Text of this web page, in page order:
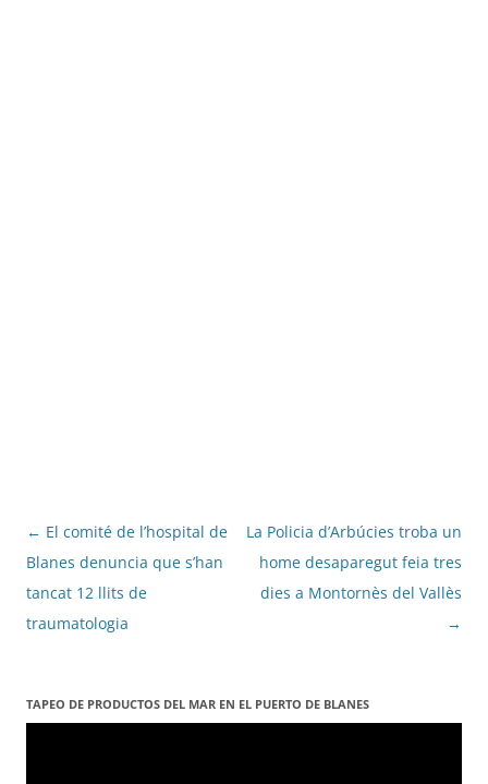
Navegació
per
les
entrades
← El comité de l’hospital de
Blanes denuncia que s’han
tancat 12 llits de
traumatologia
La Policia d’Arbúcies troba un
home desaparegut feia tres
dies a Montornès del Vallès
→
TAPEO DE PRODUCTOS DEL MAR EN EL PUERTO DE BLANES
Reproductor